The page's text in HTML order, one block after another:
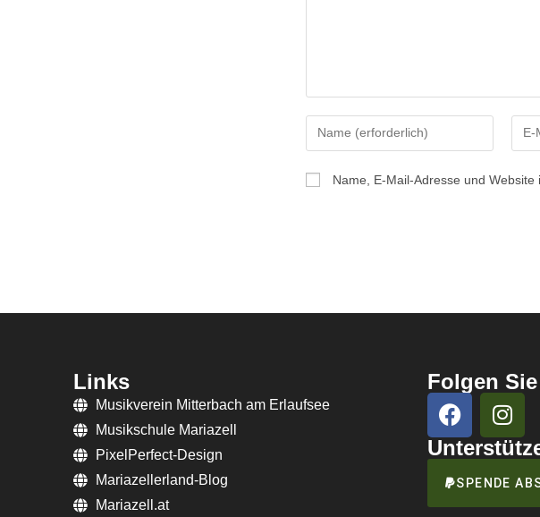
Name, E-Mail-Adresse und
Links
Musikverein Mitterbach am Erlaufsee
Musikschule Mariazell
PixelPerfect-Design
Mariazellerland-Blog
Mariazell.at
Folgen
SPENDE